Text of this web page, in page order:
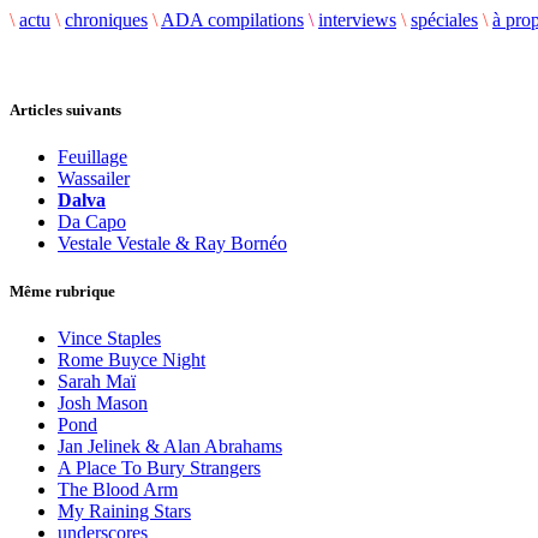
\ actu \ chroniques \ ADA compilations \ interviews \ spéciales \ à
Articles suivants
Feuillage
Wassailer
Dalva
Da Capo
Vestale Vestale & Ray Bornéo
Même rubrique
Vince Staples
Rome Buyce Night
Sarah Maï
Josh Mason
Pond
Jan Jelinek & Alan Abrahams
A Place To Bury Strangers
The Blood Arm
My Raining Stars
underscores